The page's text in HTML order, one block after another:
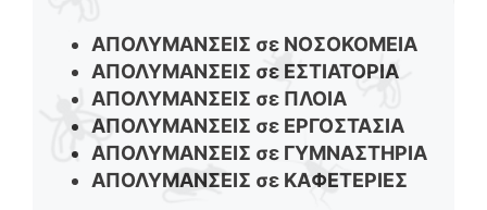
ΑΠΟΛΥΜΑΝΣΕΙΣ σε ΝΟΣΟΚΟΜΕΙΑ
ΑΠΟΛΥΜΑΝΣΕΙΣ σε ΕΣΤΙΑΤΟΡΙΑ
ΑΠΟΛΥΜΑΝΣΕΙΣ σε ΠΛΟΙΑ
ΑΠΟΛΥΜΑΝΣΕΙΣ σε ΕΡΓΟΣΤΑΣΙΑ
ΑΠΟΛΥΜΑΝΣΕΙΣ σε ΓΥΜΝΑΣΤΗΡΙΑ
ΑΠΟΛΥΜΑΝΣΕΙΣ σε ΚΑΦΕΤΕΡΙΕΣ